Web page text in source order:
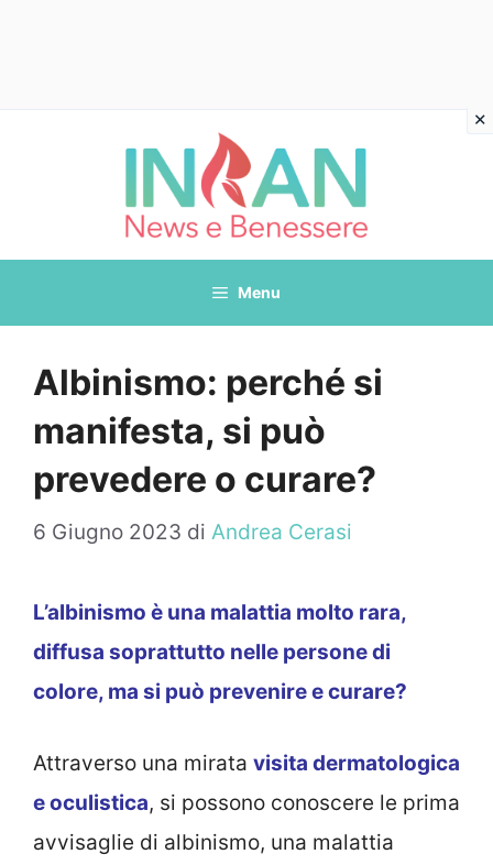
Menu
Albinismo: perché si
manifesta, si può
prevedere o curare?
6 Giugno 2023 di Andrea Cerasi
L’albinismo è una malattia molto rara,
diffusa soprattutto nelle persone di
colore, ma si può prevenire e curare?
Attraverso una mirata visita dermatologica
e oculistica, si possono conoscere le prima
avvisaglie di albinismo, una malattia